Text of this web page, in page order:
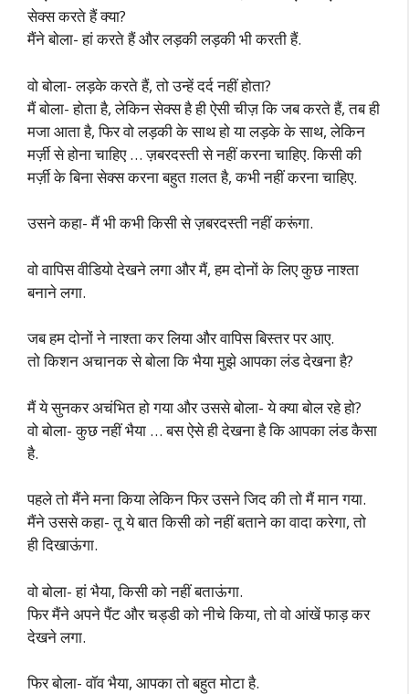
सेक्स करते हैं क्या?
मैंने बोला- हां करते हैं और लड़की लड़की भी करती हैं.
वो बोला- लड़के करते हैं, तो उन्हें दर्द नहीं होता?
मैं बोला- होता है, लेकिन सेक्स है ही ऐसी चीज़ कि जब करते हैं, तब ही
मजा आता है, फिर वो लड़की के साथ हो या लड़के के साथ, लेकिन
मर्ज़ी से होना चाहिए … ज़बरदस्ती से नहीं करना चाहिए. किसी की
मर्ज़ी के बिना सेक्स करना बहुत ग़लत है, कभी नहीं करना चाहिए.
उसने कहा- मैं भी कभी किसी से ज़बरदस्ती नहीं करूंगा.
वो वापिस वीडियो देखने लगा और मैं, हम दोनों के लिए कुछ नाश्ता
बनाने लगा.
जब हम दोनों ने नाश्ता कर लिया और वापिस बिस्तर पर आए.
तो किशन अचानक से बोला कि भैया मुझे आपका लंड देखना है?
मैं ये सुनकर अचंभित हो गया और उससे बोला- ये क्या बोल रहे हो?
वो बोला- कुछ नहीं भैया … बस ऐसे ही देखना है कि आपका लंड कैसा
है.
पहले तो मैंने मना किया लेकिन फिर उसने जिद की तो मैं मान गया.
मैंने उससे कहा- तू ये बात किसी को नहीं बताने का वादा करेगा, तो
ही दिखाऊंगा.
वो बोला- हां भैया, किसी को नहीं बताऊंगा.
फिर मैंने अपने पैंट और चड्डी को नीचे किया, तो वो आंखें फाड़ कर
देखने लगा.
फिर बोला- वॉव भैया, आपका तो बहुत मोटा है.